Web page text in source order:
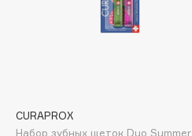
Banderas
CURAPROX
Набор зубных щеток Duo Summer